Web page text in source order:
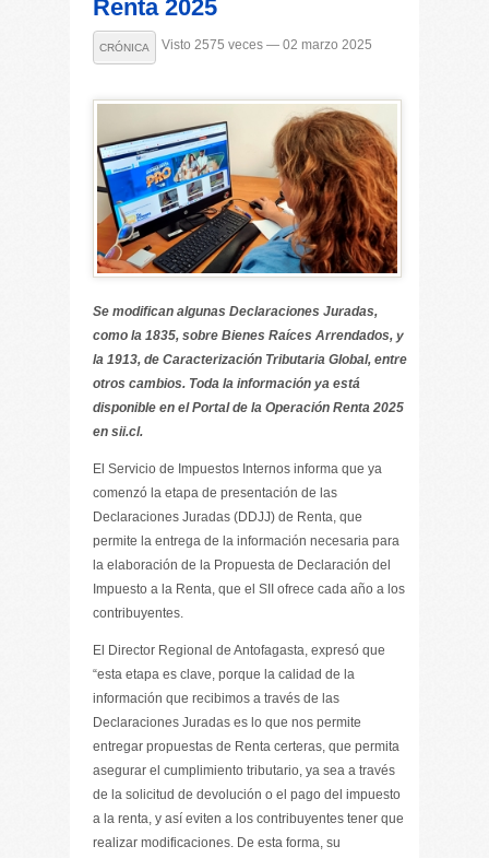
Renta 2025
CRÓNICA Visto 2575 veces — 02 marzo 2025
Se modifican algunas Declaraciones Juradas,
como la 1835, sobre Bienes Raíces Arrendados, y
la 1913, de Caracterización Tributaria Global, entre
otros cambios. Toda la información ya está
disponible en el Portal de la Operación Renta 2025
en sii.cl.
El Servicio de Impuestos Internos informa que ya
comenzó la etapa de presentación de las
Declaraciones Juradas (DDJJ) de Renta, que
permite la entrega de la información necesaria para
la elaboración de la Propuesta de Declaración del
Impuesto a la Renta, que el SII ofrece cada año a los
contribuyentes.
El Director Regional de Antofagasta, expresó que
“esta etapa es clave, porque la calidad de la
información que recibimos a través de las
Declaraciones Juradas es lo que nos permite
entregar propuestas de Renta certeras, que permita
asegurar el cumplimiento tributario, ya sea a través
de la solicitud de devolución o el pago del impuesto
a la renta, y así eviten a los contribuyentes tener que
realizar modificaciones. De esta forma, su